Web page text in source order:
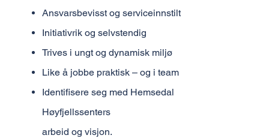
Ansvarsbevisst og serviceinnstilt
Initiativrik og selvstendig
Trives i ungt og dynamisk miljø
Like å jobbe praktisk – og i team
Identifisere seg med Hemsedal
Høyfjellssenters
arbeid og visjon.